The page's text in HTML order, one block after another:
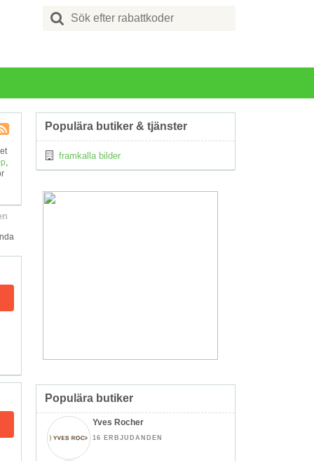
Search
for:
,
Populära butiker & tjänster
framkalla bilder
Populära butiker
Yves Rocher
16 ERBJUDANDEN